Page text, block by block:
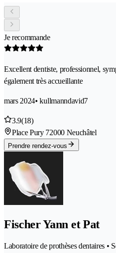
Je recommande
Excellent dentiste, professionnel,
également très accueillante
mars 2024• kullmanndavid7
3.9(18)
Place Pury 72000 Neuchâtel
Prendre rendez-vous
Fischer Yann et Pat
Laboratoire de prothèses dentaires •